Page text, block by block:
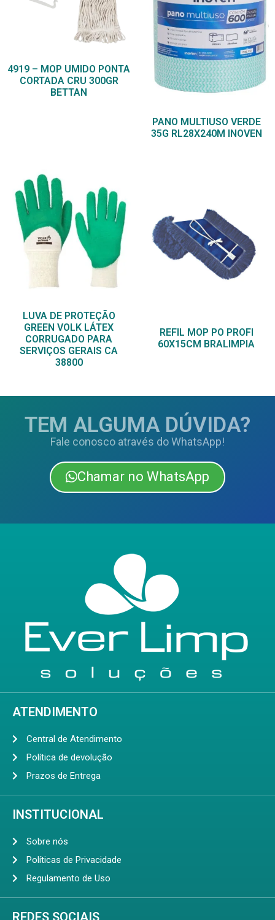
4919 – MOP UMIDO PONTA
CORTADA CRU 300GR
BETTAN
PANO MULTIUSO VERDE
35G RL28X240M INOVEN
LUVA DE PROTEÇÃO
GREEN VOLK LÁTEX
CORRUGADO PARA
SERVIÇOS GERAIS CA
38800
REFIL MOP PO PROFI
60X15CM BRALIMPIA
TEM ALGUMA DÚVIDA?
Fale conosco através do WhatsApp!
Chamar no WhatsApp
ATENDIMENTO
Central de Atendimento
Política de devolução
Prazos de Entrega
INSTITUCIONAL
Sobre nós
Políticas de Privacidade
Regulamento de Uso
REDES SOCIAIS